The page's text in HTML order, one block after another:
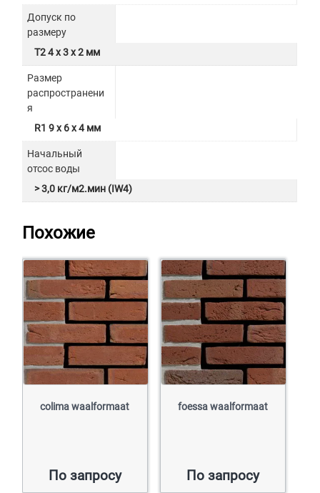
Допуск по
размеру
T2 4 x 3 x 2 мм
Размер
распространени
я
R1 9 x 6 x 4 мм
Начальный
отсос воды
> 3,0 кг/м2.мин (IW4)
Похожие
colima waalformaat
По запросу
foessa waalformaat
По запросу